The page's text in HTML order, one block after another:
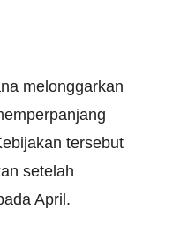
melonggarkan
tersebut
setelah
April.